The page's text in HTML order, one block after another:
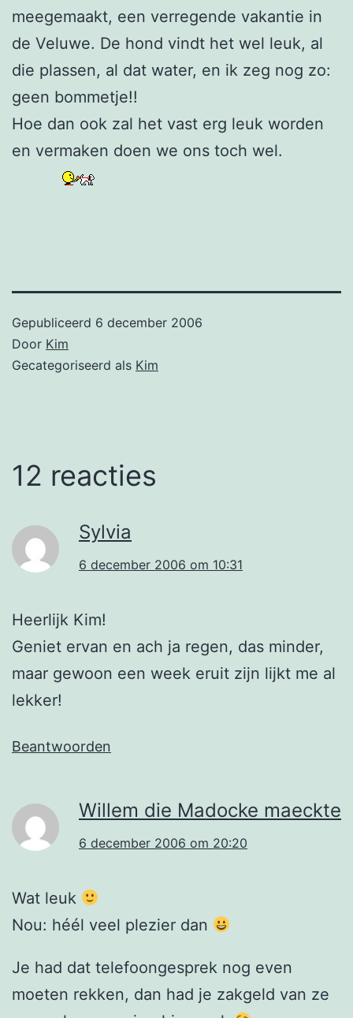
meegemaakt, een verregende vakantie in
de Veluwe. De hond vindt het wel leuk, al
die plassen, al dat water, en ik zeg nog zo:
geen bommetje!!
Hoe dan ook zal het vast erg leuk worden
en vermaken doen we ons toch wel.
Gepubliceerd 6 december 2006
Door Kim
Gecategoriseerd als Kim
12 reacties
Sylvia
6 december 2006 om 10:31
Heerlijk Kim!
Geniet ervan en ach ja regen, das minder,
maar gewoon een week eruit zijn lijkt me al
lekker!
Beantwoorden
Willem die Madocke maeckte
6 december 2006 om 20:20
Wat leuk
Nou: héél veel plezier dan
Je had dat telefoongesprek nog even
moeten rekken, dan had je zakgeld van ze